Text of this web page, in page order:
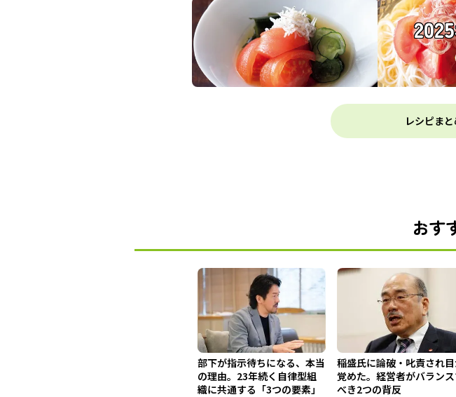
レシピま
おす
部下が指示待ちになる、本当
の理由。23年続く自律型組
織に共通する「3つの要素」
稲盛氏に論破・叱責され
覚めた。経営者がバラン
べき2つの背反